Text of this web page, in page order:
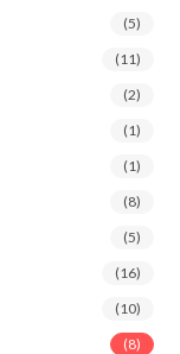
(5)
(11)
(2)
(1)
(1)
(8)
(5)
(16)
(10)
(8)